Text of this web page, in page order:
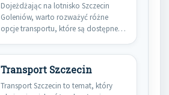
Dojeżdżając na lotnisko Szczecin
Goleniów, warto rozważyć różne
opcje transportu, które są dostępne w
Transport Szczecin
Transport Szczecin to temat, który